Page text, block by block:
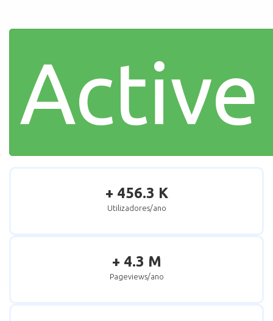
+ 456.3 K
Utilizadores/ano
+ 4.3 M
Pageviews/ano